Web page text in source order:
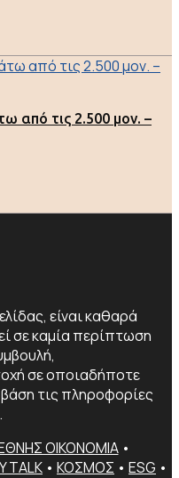
από τις 2.500 μον. –
είναι καθαρά
σε καμία περίπτωση
σε οποιαδήποτε
τις πληροφορίες
ΟΙΚΟΝΟΜΙΑ•
TALK • ΚΟΣΜΟΣ • ESG •